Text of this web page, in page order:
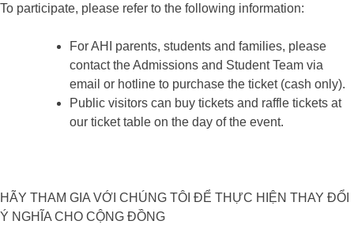
To participate, please refer to the following information:
For AHI parents, students and families, please
contact the Admissions and Student Team via
email or hotline to purchase the ticket (cash only).
Public visitors can buy tickets and raffle tickets at
our ticket table on the day of the event.
HÃY THAM GIA VỚI CHÚNG TÔI ĐỂ THỰC HIỆN THAY ĐỔI
Ý NGHĨA CHO CỘNG ĐỒNG